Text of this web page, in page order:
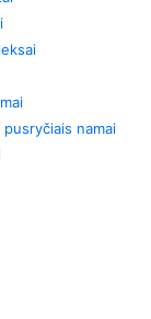
namai